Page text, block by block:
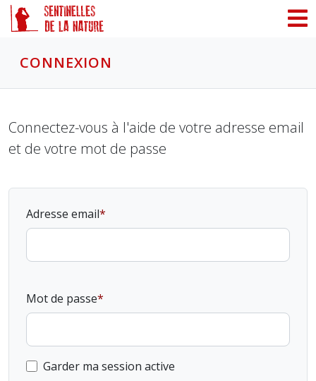
CONNEXION
Connectez-vous à l'aide de votre adresse email
et de votre mot de passe
Adresse email
Mot de passe
Garder ma session active
Panneau de gestion des cookies